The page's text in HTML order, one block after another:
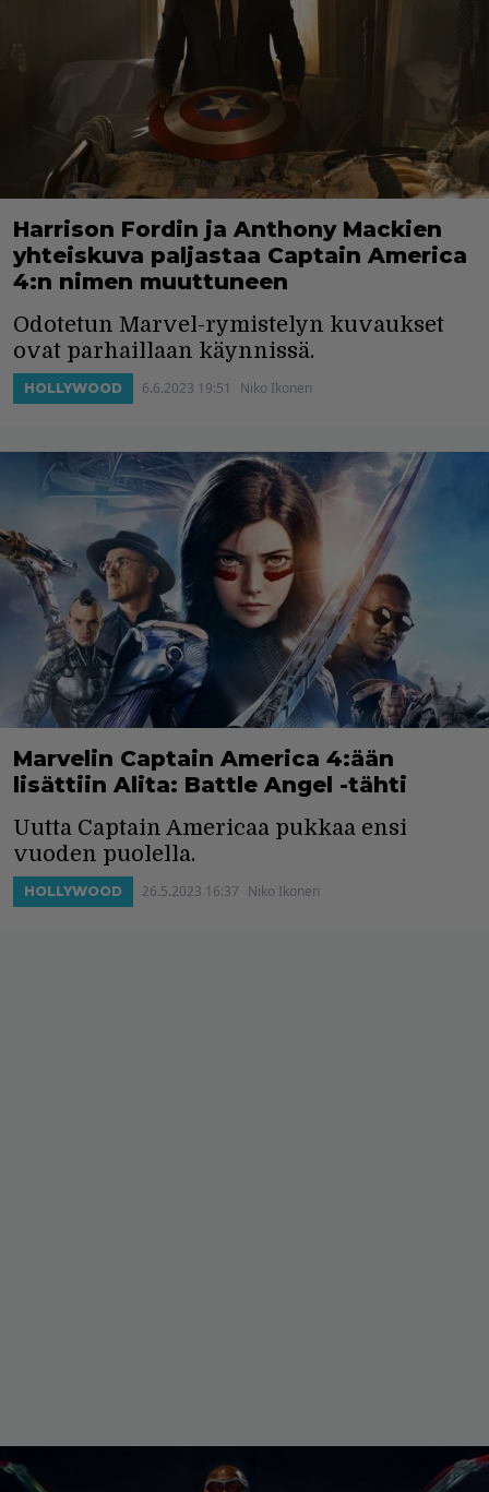
Harrison Fordin ja Anthony Mackien
yhteiskuva paljastaa Captain America
4:n nimen muuttuneen
Odotetun Marvel-rymistelyn kuvaukset
ovat parhaillaan käynnissä.
HOLLYWOOD 6.6.2023 19:51 Niko Ikonen
Marvelin Captain America 4:ään
lisättiin Alita: Battle Angel -tähti
Uutta Captain Americaa pukkaa ensi
vuoden puolella.
HOLLYWOOD 26.5.2023 16:37 Niko Ikonen